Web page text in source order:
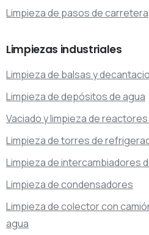
Limpieza de pasos de carretera
Limpiezas industriales
Limpieza de balsas y
Limpieza de depósitos de agua
Vaciado y limpieza de
Limpieza de torres de
Limpieza de intercambiadores
Limpieza de condensadores
Limpieza de colector con
agua